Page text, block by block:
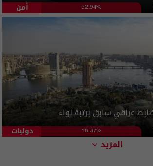
أمن 52.94%
عراقي سابق برتبة لواء
دوليات 18.37%
المزيد